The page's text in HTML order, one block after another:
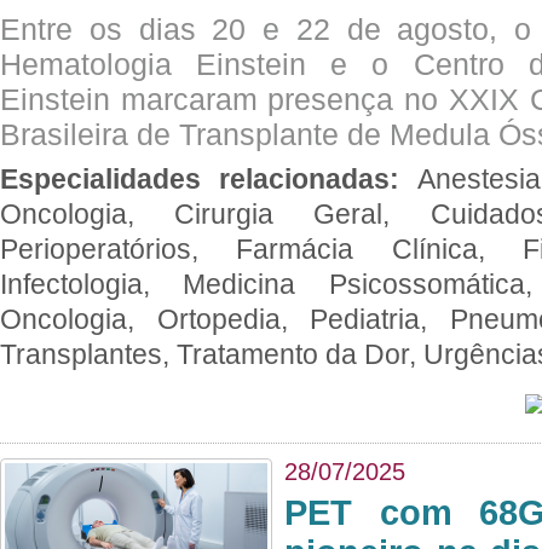
Entre os dias 20 e 22 de agosto, o
Hematologia Einstein e o Centro
Einstein marcaram presença no XXIX
Brasileira de Transplante de Medula
Especialidades relacionadas:
Oncologia, Cirurgia Geral,
Perioperatórios, Farmácia Clínica,
Infectologia, Medicina
Oncologia, Ortopedia, Pediatria,
Transplantes, Tratamento da Dor,
28/07/2025
PET com